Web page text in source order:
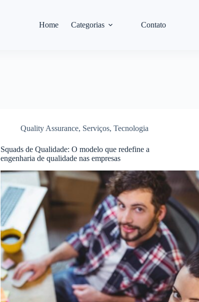
Home Categorias Contato
Quality Assurance, Serviços, Tecnologia
Squads de Qualidade: O modelo que redefine a
engenharia de qualidade nas empresas